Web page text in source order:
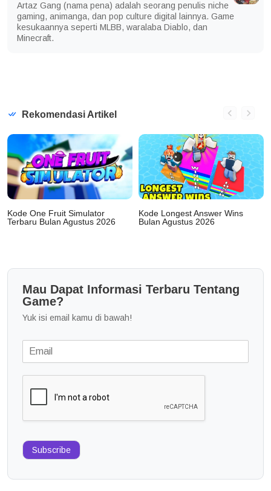
Artaz Gang (nama pena) adalah seorang penulis niche
gaming, animanga, dan pop culture digital lainnya. Game
kesukaannya seperti MLBB, waralaba Diablo, dan
Minecraft.
Rekomendasi Artikel
Kode One Fruit Simulator
Terbaru Bulan Agustus 2026
Kode Longest Answer Wins
Bulan Agustus 2026
Mau Dapat Informasi Terbaru Tentang
Game?
Yuk isi email kamu di bawah!
Subscribe